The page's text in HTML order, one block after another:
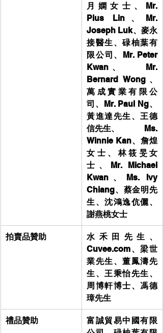
月嫻女士、Mr.
Pius Lin、 Mr.
Joseph Luk、麥永
接醫生、碌柚葉有
限公司、Mr. Peter
Kwan、    Mr.
Bernard Wong、
萬成實業有限公
司、Mr. Paul Ng、
黃進達先生、王德
信先生、            Ms.
Winnie Kan、詹煌
女士、林筱旻女
士、Mr. Michael
Kwan、Ms. Ivy
Chiang、蔡金明先
生、沈鴻逸伉儷、
謝燕桃女士
拍賣品贊助
水禾田先生、
Cuvee.com、梁世
業先生、董鳳濤先
生、王秉怡先生、
周博軒博士、馮德
璋先生
禮品贊助
富誠貿易中國有限